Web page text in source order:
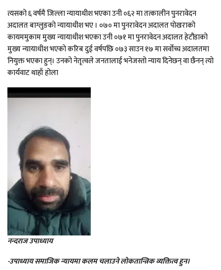
त्यसको ६ वर्षमै जिल्ला न्यायाधीश भएका उनी ०६२ मा तत्कालीन पुनरावेदन
अदालत बाग्लुङको न्यायाधीश भए । ०७० मा पुनरावेदन अदालत पोखराको
कायममुकाम मुख्य न्यायाधीश भएका उनी ०७१ मा पुनरावेदन अदालत हेटौंडाको
मुख्य न्यायाधीश भएको करिब दुई वर्षपछि ०७३ साउन १७ मा सर्वोच्च अदालतमा
नियुक्त भएका हुन्। उनको नेतृत्वले जनतालाई भनेजस्तो न्याय दिनेछन् वा छैनन् त्यो
कार्यवाट थाहाँ होला
नन्दराज उपाध्याय
-उपाध्याय समाजिक न्यायमा कलम चलाउने लोकतान्त्रिक व्यक्तित्व हुन।